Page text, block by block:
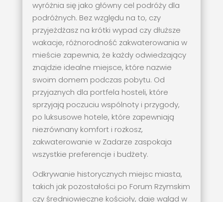
wyróżnia się jako główny cel podróży dla
podróżnych. Bez względu na to, czy
przyjeżdżasz na krótki wypad czy dłuższe
wakacje, różnorodność zakwaterowania w
mieście zapewnia, że każdy odwiedzający
znajdzie idealne miejsce, które nazwie
swoim domem podczas pobytu. Od
przyjaznych dla portfela hosteli, które
sprzyjają poczuciu wspólnoty i przygody,
po luksusowe hotele, które zapewniają
niezrównany komfort i rozkosz,
zakwaterowanie w Zadarze zaspokaja
wszystkie preferencje i budżety.
Odkrywanie historycznych miejsc miasta,
takich jak pozostałości po Forum Rzymskim
czy średniowieczne kościoły, daje wgląd w